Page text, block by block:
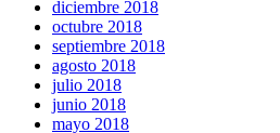
diciembre 2018
octubre 2018
septiembre 2018
agosto 2018
julio 2018
junio 2018
mayo 2018